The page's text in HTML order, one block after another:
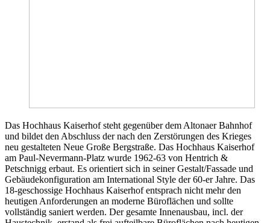
Das Hochhaus Kaiserhof steht gegenüber dem Altonaer Bahnhof
und bildet den Abschluss der nach den Zerstörungen des Krieges
neu gestalteten Neue Große Bergstraße. Das Hochhaus Kaiserhof
am Paul-Nevermann-Platz wurde 1962-63 von Hentrich &
Petschnigg erbaut. Es orientiert sich in seiner Gestalt/Fassade und
Gebäudekonfiguration am International Style der 60-er Jahre. Das
18-geschossige Hochhaus Kaiserhof entsprach nicht mehr den
heutigen Anforderungen an moderne Büroflächen und sollte
vollständig saniert werden. Der gesamte Innenausbau, incl. der